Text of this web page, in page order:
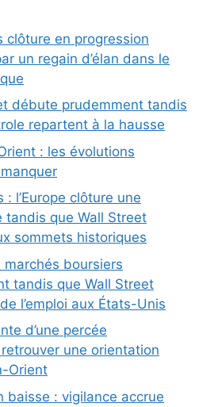
clôture en progression
un regain d’élan dans le
débute prudemment tandis
repartent à la hausse
: les évolutions
l’Europe clôture une
tandis que Wall Street
sommets historiques
boursiers
tandis que Wall Street
l’emploi aux États-Unis
d’une percée
une orientation
Orient
baisse : vigilance accrue